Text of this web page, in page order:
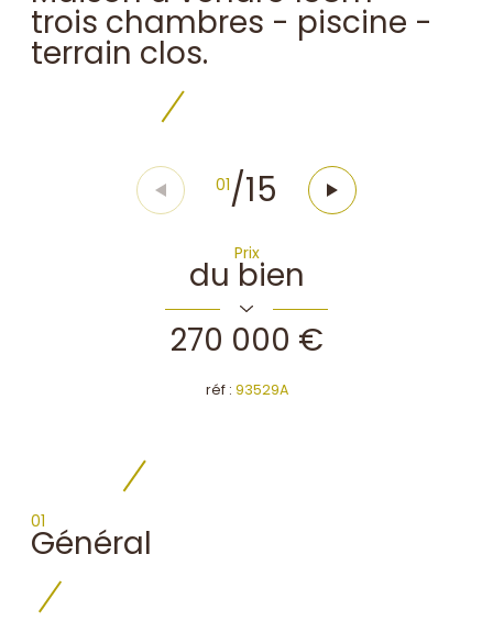
trois chambres - piscine -
terrain clos.
01/15
Prix
du bien
270 000 €
réf : 93529A
01
Général